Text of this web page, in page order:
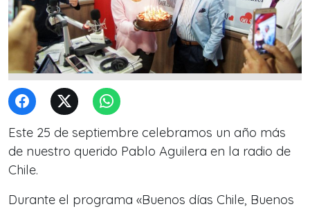
Este 25 de septiembre celebramos un año más
de nuestro querido Pablo Aguilera en la radio de
Chile.
Durante el programa «Buenos días Chile, Buenos